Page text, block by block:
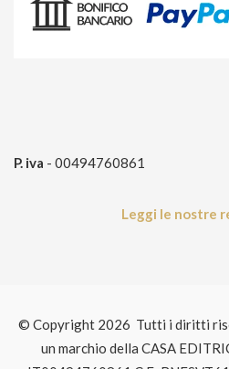
P. iva - 00494760861
Leggi le nostre
© Copyright 2026 Tutti i diritti
un marchio della CASA